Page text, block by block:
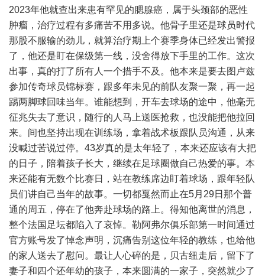
2023年他就查出来患有罕见的腮腺癌，属于头颈部的恶性
肿瘤，治疗过程有多痛苦不用多说。他骨子里还是球员时代
那股不服输的劲儿，就算治疗期上个赛季身体已经发出警报
了，他还是盯在保级第一线，没舍得放下手里的工作。这次
出事，真的打了所有人一个措手不及。他本来是要去图卢兹
参加传奇球员锦标赛，跟多年未见的前队友聚一聚，再一起
踢两脚球回味当年。谁能想到，开车去球场的途中，他毫无
征兆失去了意识，随行的人马上送医抢救，也没能把他拉回
来。间也坚持出现在训练场，拿着战术板跟队员沟通，从来
没喊过苦说过停。43岁真的是太年轻了，本来还应该有大把
的日子，陪着孩子长大，继续在足球圈做自己热爱的事。本
来还能有无数个比赛日，站在教练席边盯着球场，跟年轻队
员们讲自己当年的故事。一切都戛然而止在5月29日那个普
通的周五，停在了他奔赴球场的路上。得知他离世的消息，
整个法国足坛都陷入了哀悼。勒阿弗尔俱乐部第一时间通过
官方账号发了悼念声明，沉痛告别这位年轻的教练，也给他
的家人送去了慰问。最让人心碎的是，贝古纽走后，留下了
妻子和四个还年幼的孩子，本来圆满的一家子，突然就少了